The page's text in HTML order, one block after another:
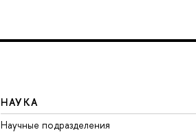
НАУКА
Научные подразделения